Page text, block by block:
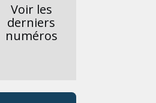
Voir les
derniers
numéros